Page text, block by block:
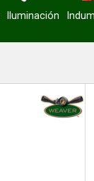
Iluminación